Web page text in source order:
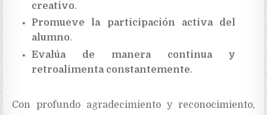
creativo.
Promueve la participación activa del
alumno.
Evalúa de manera continua y
retroalimenta constantemente.
Con profundo agradecimiento y reconocimiento,